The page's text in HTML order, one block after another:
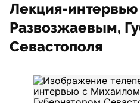
Лекция-
Развозжаевым,
Севастополя